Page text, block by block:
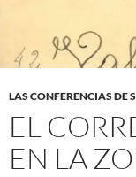
LAS CONFERENCIAS DE
EL
EN LA